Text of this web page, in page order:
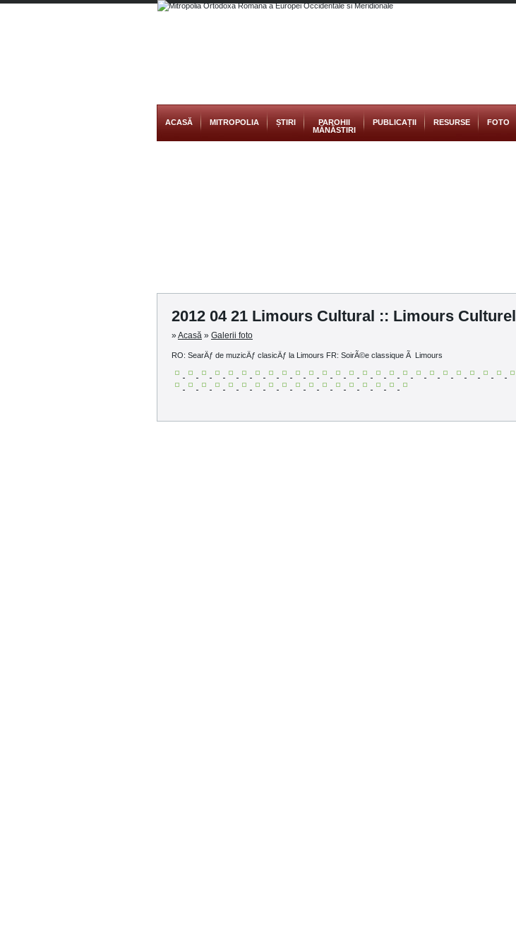
ACASĂ MITROPOLIA ȘTIRI
PAROHII
MĂNĂSTIRI
PUBLICAȚII RESURSE FOTO
2012 04 21 Limours Cultural :: Limours Culturel
»Acasă » Galerii foto
RO: SearÄƒ de muzicÄƒ clasicÄƒ la Limours FR: SoirÃ©e classique Ã Limours